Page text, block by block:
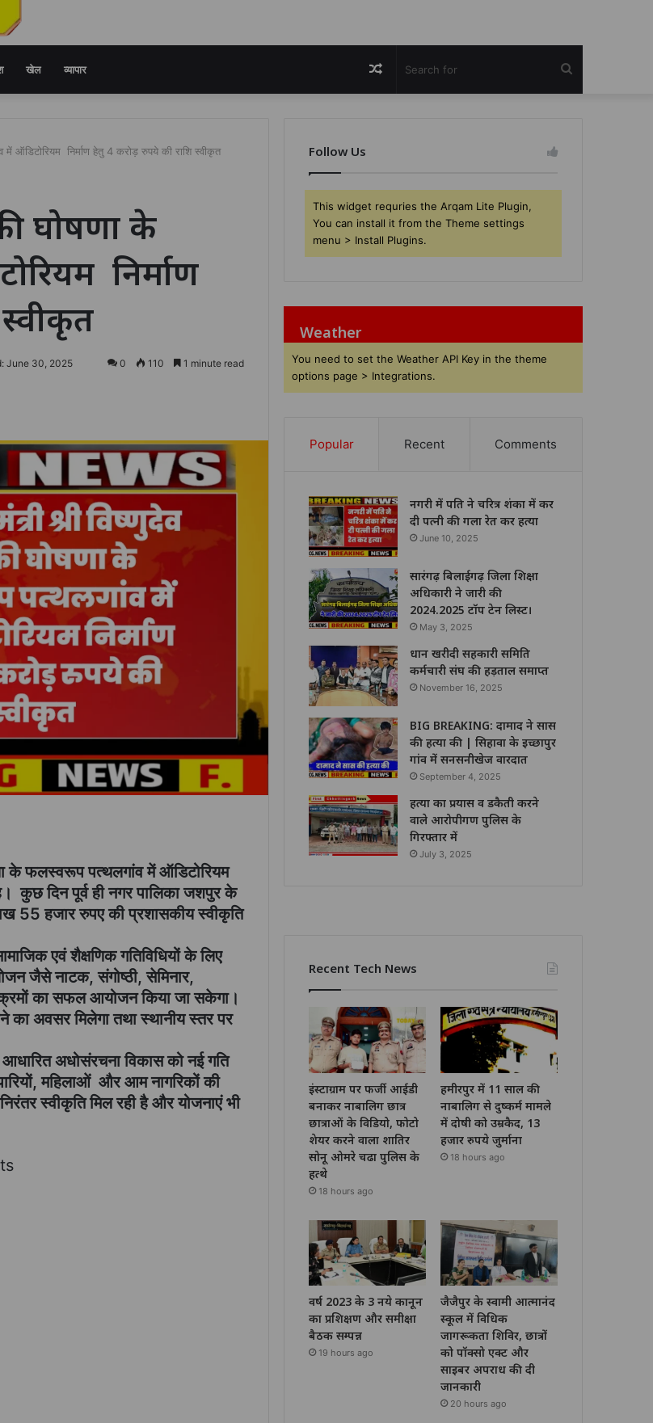
खेल व्यापार Random
ऑडिटोरियम निर्माण हेतु 4 करोड़ रुपये की राशि स्वीकृत
घोषणा के
निर्माण
June 30, 2025 0 110 1 minute read
के फलस्वरूप पत्थलगांव में ऑडिटोरियम
कुछ दिन पूर्व ही नगर पालिका जशपुर के
55 हजार रुपए की प्रशासकीय स्वीकृति
एवं शैक्षणिक गतिविधियों के लिए
जैसे नाटक, संगोष्ठी, सेमिनार,
का सफल आयोजन किया जा सकेगा।
का अवसर मिलेगा तथा स्थानीय स्तर पर
अधोसंरचना विकास को नई गति
महिलाओं और आम नागरिकों की
स्वीकृति मिल रही है और योजनाएं भी
Follow Us
This widget requries the Arqam Lite Plugin,
You can install it from the Theme settings
menu > Install Plugins.
Weather
You need to set the Weather API Key in the theme
options page > Integrations.
Popular Recent Comments
नगरी में पति ने चरित्र शंका में कर
दी पत्नी की गला रेत कर हत्या
June 10, 2025
सारंगढ़ बिलाईगढ़ जिला शिक्षा
अधिकारी ने जारी की
2024.2025 टॉप टेन लिस्ट।
May 3, 2025
धान खरीदी सहकारी समिति
कर्मचारी संघ की हड़ताल समाप्त
November 16, 2025
BIG BREAKING: दामाद ने सास
की हत्या की | सिहावा के इच्छापुर
गांव में सनसनीखेज वारदात
September 4, 2025
हत्या का प्रयास व डकैती करने
वाले आरोपीगण पुलिस के
गिरफ्तार में
July 3, 2025
Recent Tech News
इंस्टाग्राम पर फर्जी आईडी
बनाकर नाबालिग छात्र
छात्राओं के विडियो, फोटो
शेयर करने वाला शातिर
सोनू ओमरे चढा पुलिस के
हत्थे
18 hours ago
हमीरपुर में 11 साल की
नाबालिग से दुष्कर्म मामले
में दोषी को उम्रकैद, 13
हजार रुपये जुर्माना
18 hours ago
वर्ष 2023 के 3 नये कानून
का प्रशिक्षण और समीक्षा
बैठक सम्पन्न
19 hours ago
जैजैपुर के स्वामी आत्मानंद
स्कूल में विधिक
जागरूकता शिविर, छात्रों
को पॉक्सो एक्ट और
साइबर अपराध की दी
जानकारी
20 hours ago